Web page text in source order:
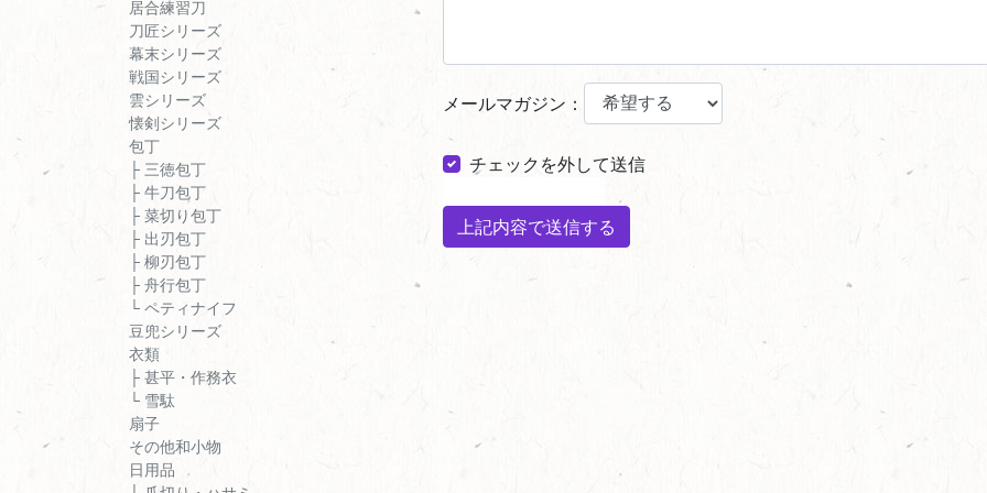
メールマガジン：
チェックを外して送信
上記内容で送信する
居合練習刀
刀匠シリーズ
幕末シリーズ
戦国シリーズ
雲シリーズ
懐剣シリーズ
包丁
├ 三徳包丁
├ 牛刀包丁
├ 菜切り包丁
├ 出刃包丁
├ 柳刃包丁
├ 舟行包丁
└ ペティナイフ
豆兜シリーズ
衣類
├ 甚平・作務衣
└ 雪駄
扇子
その他和小物
日用品